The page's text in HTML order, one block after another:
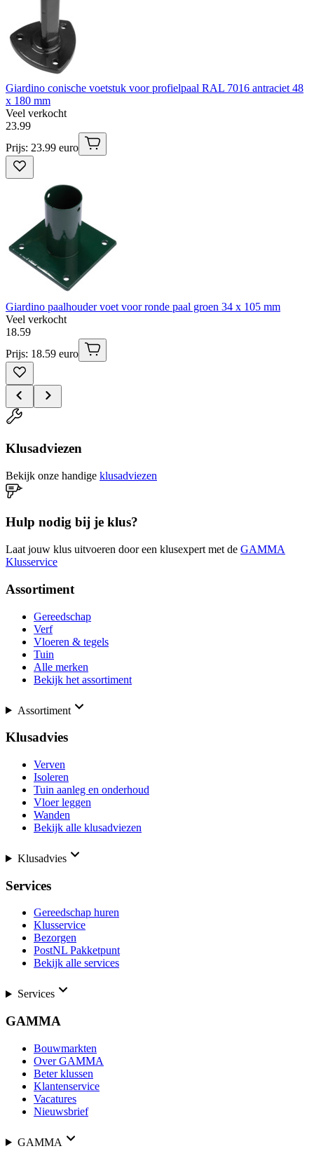
Giardino conische voetstuk voor profielpaal RAL 7016 antraciet 48
x 180 mm
Veel verkocht
23.99
Prijs: 23.99 euro
Giardino paalhouder voet voor ronde paal groen 34 x 105 mm
Veel verkocht
18.59
Prijs: 18.59 euro
Klusadviezen
Bekijk onze handige klusadviezen
Hulp nodig bij je klus?
Laat jouw klus uitvoeren door een klusexpert met de GAMMA
Klusservice
Assortiment
Gereedschap
Verf
Vloeren & tegels
Tuin
Alle merken
Bekijk het assortiment
Assortiment
Klusadvies
Verven
Isoleren
Tuin aanleg en onderhoud
Vloer leggen
Wanden
Bekijk alle klusadviezen
Klusadvies
Services
Gereedschap huren
Klusservice
Bezorgen
PostNL Pakketpunt
Bekijk alle services
Services
GAMMA
Bouwmarkten
Over GAMMA
Beter klussen
Klantenservice
Vacatures
Nieuwsbrief
GAMMA